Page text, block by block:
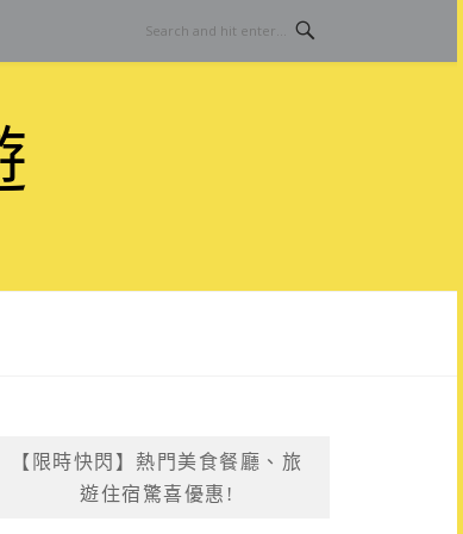
【限時快閃】熱門美食餐廳、旅
遊住宿驚喜優惠!